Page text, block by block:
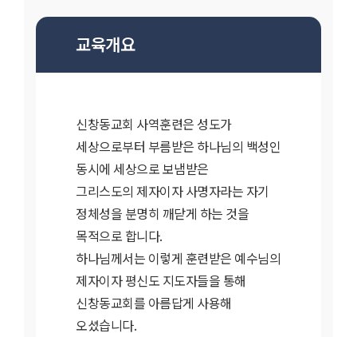
교육개요
신창동교회 사역훈련은 성도가
세상으로부터 부름받은 하나님의 백성인
동시에 세상으로 보냄받은
그리스도의 제자이자 사명자라는 자기
정체성을 분명히 깨닫게 하는 것을
목적으로 합니다.
하나님께서는 이렇게 훈련받은 예수님의
제자이자 평신도 지도자들을 통해
신창동교회를 아름답게 사용해
오셨습니다.